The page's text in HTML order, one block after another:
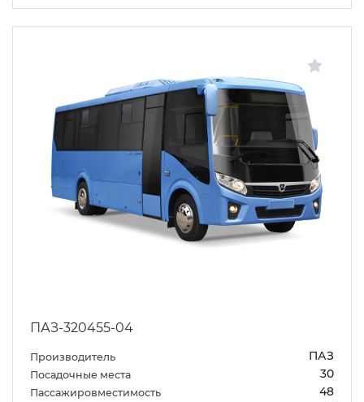
ПАЗ-320455-04
Производитель ПАЗ
Посадочные места 30
Пассажировместимость 48